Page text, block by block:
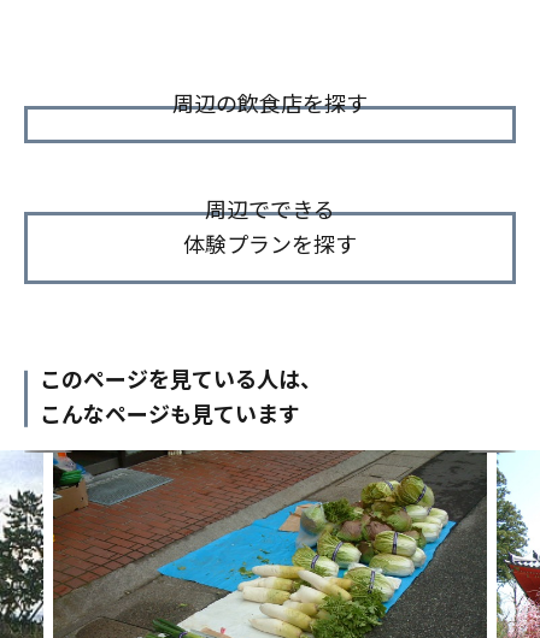
周辺の飲食店を探す
周辺でできる
体験プランを探す
このページを見ている人は、
こんなページも見ています